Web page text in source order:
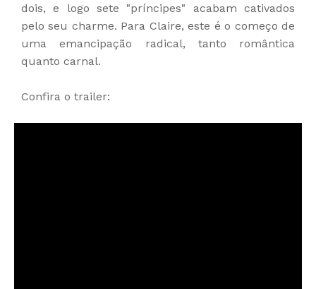
dois, e logo sete "príncipes" acabam cativados
pelo seu charme. Para Claire, este é o começo de
uma emancipação radical, tanto romântica
quanto carnal.
Confira o trailer: